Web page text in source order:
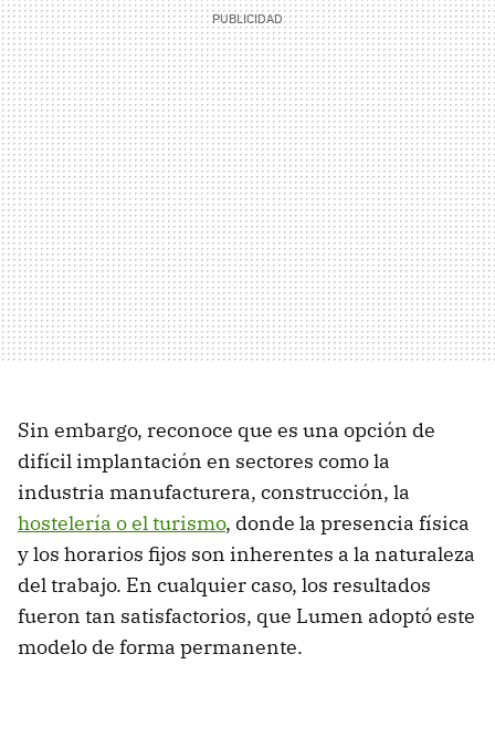
Sin embargo, reconoce que es una opción de
difícil implantación en sectores como la
industria manufacturera, construcción, la
hostelería o el turismo, donde la presencia física
y los horarios fijos son inherentes a la naturaleza
del trabajo. En cualquier caso, los resultados
fueron tan satisfactorios, que Lumen adoptó este
modelo de forma permanente.